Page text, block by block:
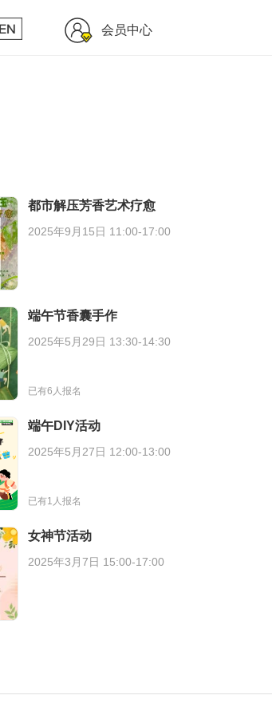
会员中心
都市解压芳香艺术疗愈
2025年9月15日 11:00-17:00
端午节香囊手作
2025年5月29日 13:30-14:30
已有6人报名
端午DIY活动
2025年5月27日 12:00-13:00
已有1人报名
女神节活动
2025年3月7日 15:00-17:00